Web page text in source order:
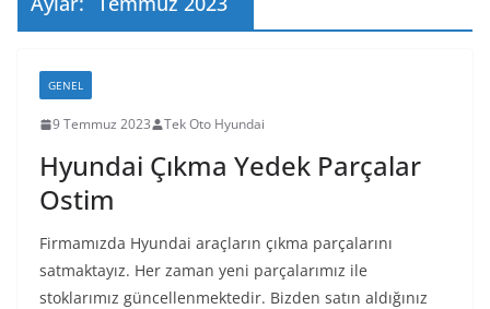
GENEL
9 Temmuz 2023 Tek Oto Hyundai
Hyundai Çıkma Yedek Parçalar
Ostim
Firmamızda Hyundai araçların çıkma parçalarını
satmaktayız. Her zaman yeni parçalarımız ile
stoklarımız güncellenmektedir. Bizden satın aldığınız